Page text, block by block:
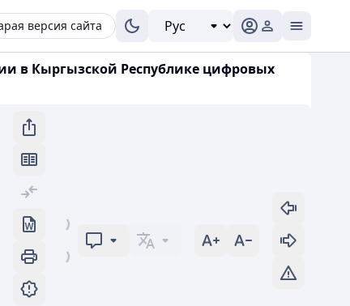
версия сайта
в Кыргызской Республике цифровых